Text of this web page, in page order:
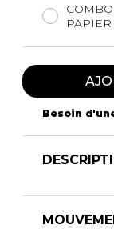
PAPIER
Besoin